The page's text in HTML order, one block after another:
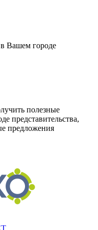
Вашем городе
полезные
представительства,
предложения